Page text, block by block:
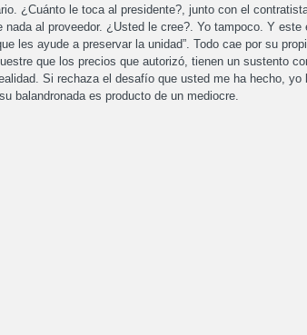
¿Cuánto le toca al presidente?, junto con el
al proveedor. ¿Usted le cree?. Yo tampoco. Y este
les ayude a preservar la unidad”. Todo cae por su
que los precios que autorizó, tienen un sustento
Si rechaza el desafío que usted me ha hecho, yo
balandronada es producto de un mediocre.